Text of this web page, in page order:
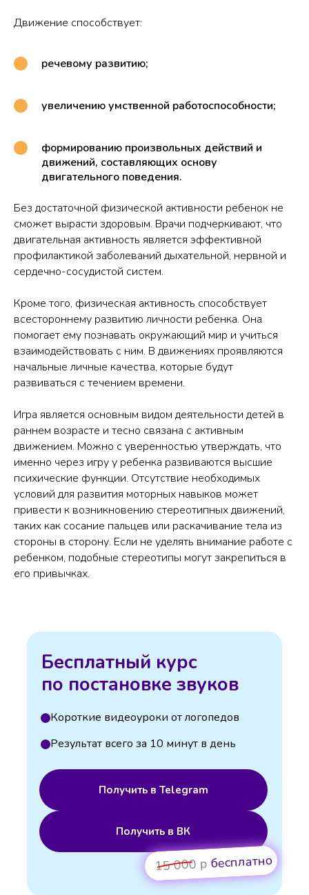
Движение способствует:
речевому развитию;
увеличению умственной работоспособности;
формированию произвольных действий и
движений, составляющих основу
двигательного поведения.
Без достаточной физической активности ребенок не
сможет вырасти здоровым. Врачи подчеркивают, что
двигательная активность является эффективной
профилактикой заболеваний дыхательной, нервной и
сердечно-сосудистой систем.
Кроме того, физическая активность способствует
всестороннему развитию личности ребенка. Она
помогает ему познавать окружающий мир и учиться
взаимодействовать с ним. В движениях проявляются
начальные личные качества, которые будут
развиваться с течением времени.
Игра является основным видом деятельности детей в
раннем возрасте и тесно связана с активным
движением. Можно с уверенностью утверждать, что
именно через игру у ребенка развиваются высшие
психические функции. Отсутствие необходимых
условий для развития моторных навыков может
привести к возникновению стереотипных движений,
таких как сосание пальцев или раскачивание тела из
стороны в сторону. Если не уделять внимание работе с
ребенком, подобные стереотипы могут закрепиться в
его привычках.
Бесплатный курс
по постановке звуков
Получить в Telegram
Получить в ВК
15 000 р бесплатно
Результат всего за 10 минут в день
Короткие видеоуроки от логопедов